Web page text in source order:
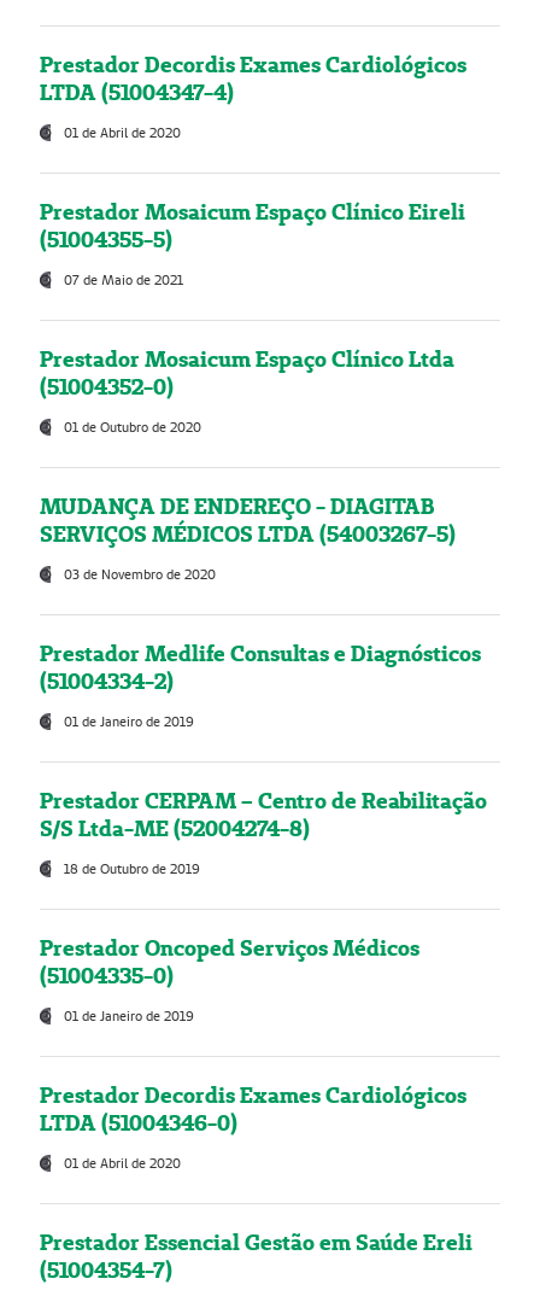
Prestador Decordis Exames Cardiológicos
LTDA (51004347-4)
01 de Abril de 2020
Prestador Mosaicum Espaço Clínico Eireli
(51004355-5)
07 de Maio de 2021
Prestador Mosaicum Espaço Clínico Ltda
(51004352-0)
01 de Outubro de 2020
MUDANÇA DE ENDEREÇO - DIAGITAB
SERVIÇOS MÉDICOS LTDA (54003267-5)
03 de Novembro de 2020
Prestador Medlife Consultas e Diagnósticos
(51004334-2)
01 de Janeiro de 2019
Prestador CERPAM – Centro de Reabilitação
S/S Ltda-ME (52004274-8)
18 de Outubro de 2019
Prestador Oncoped Serviços Médicos
(51004335-0)
01 de Janeiro de 2019
Prestador Decordis Exames Cardiológicos
LTDA (51004346-0)
01 de Abril de 2020
Prestador Essencial Gestão em Saúde Ereli
(51004354-7)